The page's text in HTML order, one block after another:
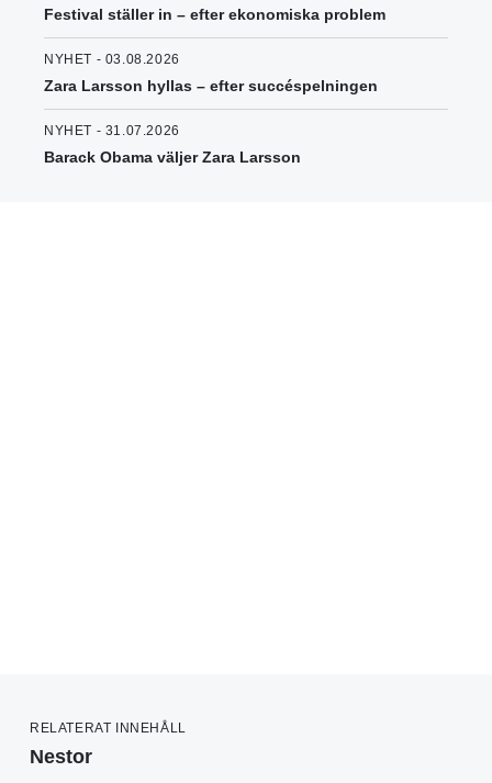
Festival ställer in – efter ekonomiska problem
NYHET - 03.08.2026
Zara Larsson hyllas – efter succéspelningen
NYHET - 31.07.2026
Barack Obama väljer Zara Larsson
RELATERAT INNEHÅLL
Nestor